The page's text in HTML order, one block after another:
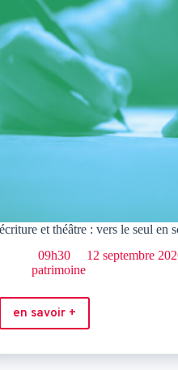
écriture et théâtre : vers le seul en
09h30
12 septembre
patrimoine
en savoir +
écriture
théâtre